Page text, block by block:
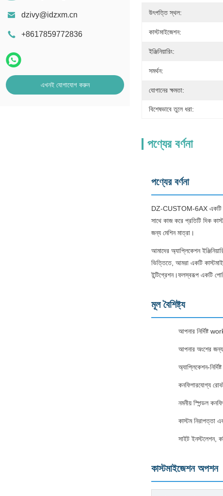
dzivy@idzxm.cn
+8617859772836
এখনই যোগাযোগ করুন
উৎপত্তি স্থল:
কাস্টমাইজেশন:
ইঞ্জিনিয়ারিং:
সমর্থন:
যোগানের ক্ষমতা:
বিশেষভাবে তুলে ধরা:
পণ্যের বর্ণনা
পণ্যের বর্ণনা
DZ-CUSTOM-6AX একটি
সাথে কাজ করে প্রতিটি দিক
জন্য মেশিন মাত্রা।
আমাদের অ্যাপ্লিকেশন
ভিত্তিতে, আমরা একটি
ইন্টিগ্রেশন।ফলস্বরূপ একটি
মূল বৈশিষ্ট্য
আপনার নির্দিষ্ট
আপনার অংশের জন্য
অ্যাপ্লিকেশন-
কনফিগারযোগ্য
নমনীয় স্পিন্ডল
কাস্টম নিরাপত্তা
সাইট ইনস্টলেশন,
কাস্টমাইজেশন অপশন